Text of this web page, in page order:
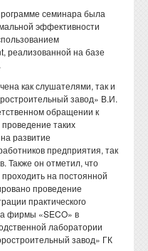
семинара была
эффективности
реализованной на базе
как слушателями, так и
завод» В.И.
обращении к
таких
развитие
предприятия, так
Также он отметил, что
на постоянной
проведение
практического
фирмы «SECO» в
лаборатории
завод» ГК